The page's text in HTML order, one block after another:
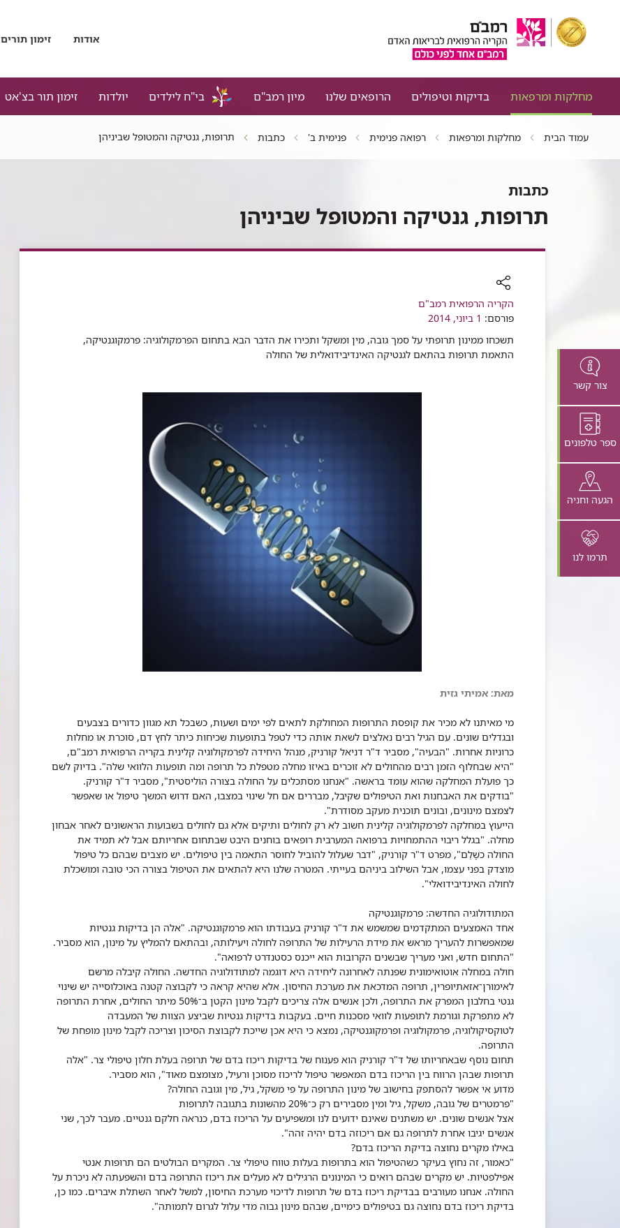
אודות זימון תורים
מחלקות ומרפאות בדיקות וטיפולים הרופאים שלנו מיון רמב"ם בי"ח לילדים יולדות זימון תור בצ'אט
צור קשר
ספר טלפונים
הגעה וחניה
תרמו לנו
עמוד הבית מחלקות ומרפאות רפואה פנימית פנימית ב' כתבות תרופות, גנטיקה והמטופל שביניהן
כתבות
תרופות, גנטיקה והמטופל שביניהן
רכיב
שיתוף
הקריה הרפואית רמב"ם
פורסם: 1 ביוני, 2014
תשכחו ממינון תרופתי על סמך גובה, מין ומשקל ותכירו את הדבר הבא בתחום הפרמקולוגיה: פרמקוגנטיקה,
התאמת תרופות בהתאם לגנטיקה האינדיבידואלית של החולה​​
מאת: אמיתי גזית
מי מאיתנו לא מכיר את קופסת התרופות המחולקת לתאים לפי ימים ושעות, כשבכל תא מגוון כדורים בצבעים
ובגדלים שונים. עם הגיל רבים נאלצים לשאת אותה כדי לטפל בתופעות שכיחות כיתר לחץ דם, סוכרת או מחלות
כרוניות אחרות. "הבעיה", מסביר ד"ר דניאל קורניק, מנהל היחידה לפרמקולוגיה קלינית בקריה הרפואית רמב"ם,
"היא שבחלוף הזמן רבים מהחולים לא זוכרים באיזו מחלה מטפלת כל תרופה ומה תופעות הלוואי שלה". בדיוק לשם
כך פועלת המחלקה שהוא עומד בראשה. "אנחנו מסתכלים על החולה בצורה הוליסטית", מסביר ד"ר קורניק.
"בודקים את האבחנות ואת הטיפולים שקיבל, מבררים אם חל שינוי במצבו, האם דרוש המשך טיפול או שאפשר
לצמצם מינונים, ובונים תוכנית מעקב מסודרת".
הייעוץ במחלקה לפרמקולוגיה קלינית חשוב לא רק לחולים ותיקים אלא גם לחולים בשבועות הראשונים לאחר אבחון
מחלה. "בגלל ריבוי ההתמחויות ברפואה המערבית רופאים בוחנים היבט שבתחום אחריותם אבל לא תמיד את
החולה כשָׁלֵם", מפרט ד"ר קורניק, "דבר שעלול להוביל לחוסר התאמה בין טיפולים. יש מצבים שבהם כל טיפול
מוצדק בפני עצמו, אבל השילוב ביניהם בעייתי. המטרה שלנו היא להתאים את הטיפול בצורה הכי טובה ומושכלת
לחולה האינדיבידואלי".
המתודולוגיה החדשה: פרמקוגנטיקה
אחד האמצעים המתקדמים שמשמש את ד"ר קורניק בעבודתו הוא פרמקוגנטיקה. "אלה הן בדיקות גנטיות
שמאפשרות להעריך מראש את מידת הרעילות של התרופה לחולה ויעילותה, ובהתאם להמליץ על מינון, הוא מסביר.
"התחום חדש, ואני מעריך שבשנים הקרובות הוא ייכנס כסטנדרט לרפואה".
חולה במחלה אוטואימונית שפנתה לאחרונה ליחידה היא דוגמה למתודולוגיה החדשה. החולה קיבלה מרשם
לאימורן־אזאתיופרין, תרופה המדכאת את מערכת החיסון. אלא שהיא קראה כי לקבוצה קטנה באוכלוסייה יש שינוי
גנטי בחלבון המפרק את התרופה, ולכן אנשים אלה צריכים לקבל מינון הקטן ב־50% מיתר החולים, אחרת התרופה
לא מתפרקת וגורמת לתופעות לוואי מסכנות חיים. בעקבות בדיקות גנטיות שביצע הצוות של המעבדה
לטוקסיקולוגיה, פרמקולוגיה ופרמקוגנטיקה, נמצא כי היא אכן שייכת לקבוצת הסיכון וצריכה לקבל מינון מופחת של
התרופה.
תחום נוסף שבאחריותו של ד"ר קורניק הוא פענוח של בדיקות ריכוז בדם של תרופה בעלת חלון טיפולי צר. "אלה
תרופות שבהן הרווח בין הריכוז בדם המאפשר טיפול לריכוז מסוכן ורעיל, מצומצם מאוד", הוא מסביר.
מדוע אי אפשר להסתפק בחישוב של מינון התרופה על פי משקל, גיל, מין וגובה החולה?
"פרמטרים של גובה, משקל, גיל ומין מסבירים רק כ־20% מהשונות בתגובה לתרופות
אצל אנשים שונים. יש משתנים שאינם ידועים לנו ומשפיעים על הריכוז בדם, כנראה חלקם גנטיים. מעבר לכך, שני
אנשים יגיבו אחרת לתרופה גם אם ריכוזה בדם יהיה זהה".
באילו מקרים נחוצה בדיקת הריכוז בדם?
"כאמור, זה נחוץ בעיקר כשהטיפול הוא בתרופות בעלות טווח טיפולי צר. המקרים הבולטים הם תרופות אנטי
אפילפטיות. יש מקרים שבהם רואים כי המינונים הרגילים לא מעלים את ריכוז התרופה בדם והשפעתה לא ניכרת על
החולה. אנחנו מעורבים בבדיקת ריכוז בדם של תרופות לדיכוי מערכת החיסון, למשל לאחר השתלת איברים. כמו כן,
בדיקת ריכוז בדם נחוצה גם בטיפולים כימיים, שבהם מינון גבוה מדי עלול לגרום לתמותה".